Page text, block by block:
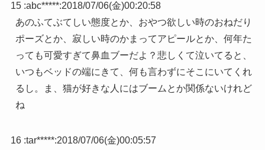
15 :abc*****:2018/07/06(金)00:20:58
あのふてぶてしい態度とか、おやつ欲しい時のおねだり
ポーズとか、寂しい時のかまってアピールとか、何年た
っても可愛すぎて鼻血ブーだよ？悲しくて泣いてると、
いつもベッドの端にきて、何も言わずにそこにいてくれ
るし。ま、猫が好きな人にはブームとか関係ないけれど
ね
16 :tar*****:2018/07/06(金)00:05:57